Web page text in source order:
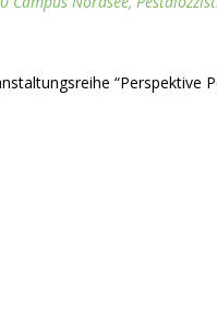
“Perspektive